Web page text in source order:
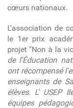
cœurs nationaux.
L'association de
le 1er prix
projet "Non à la
de l'Éducation
ont récompensé
enseignants de
élèves. L' USEP
équipes